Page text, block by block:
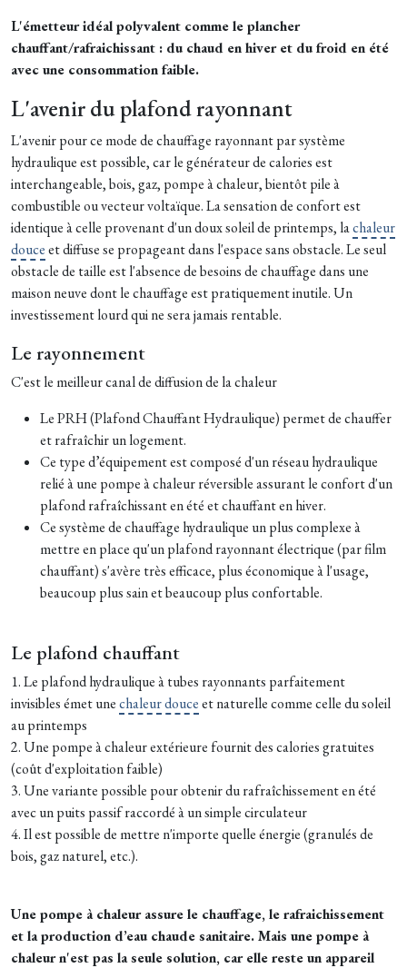
L'émetteur idéal polyvalent comme le plancher
chauffant/rafraichissant : du chaud en hiver et du froid en été
avec une consommation faible.
L'avenir du plafond rayonnant
L'avenir pour ce mode de chauffage rayonnant par système
hydraulique est possible, car le générateur de calories est
interchangeable, bois, gaz, pompe à chaleur, bientôt pile à
combustible ou vecteur voltaïque. La sensation de confort est
identique à celle provenant d'un doux soleil de printemps, lachaleur
douceet diffuse se propageant dans l'espace sans obstacle. Le seul
obstacle de taille est l'absence de besoins de chauffage dans une
maison neuve dont le chauffage est pratiquement inutile. Un
investissement lourd qui ne sera jamais rentable.
Le rayonnement
C'est le meilleur canal de diffusion de la chaleur
Le PRH (Plafond Chauffant Hydraulique) permet de chauffer
et rafraîchir un logement.
Ce type d’équipement est composé d'un réseau hydraulique
relié à une pompe à chaleur réversible assurant le confort d'un
plafond rafraîchissant en été et chauffant en hiver.
Ce système de chauffage hydraulique un plus complexe à
mettre en place qu'un plafond rayonnant électrique (par film
chauffant) s'avère très efficace, plus économique à l'usage,
beaucoup plus sain et beaucoup plus confortable.
Le plafond chauffant
1. Le plafond hydraulique à tubes rayonnants parfaitement
invisibles émet unechaleur douceet naturelle comme celle du soleil
au printemps
2. Une pompe à chaleur extérieure fournit des calories gratuites
(coût d'exploitation faible)
3. Une variante possible pour obtenir du rafraîchissement en été
avec un puits passif raccordé à un simple circulateur
4. Il est possible de mettre n'importe quelle énergie (granulés de
bois, gaz naturel, etc.).
Une pompe à chaleur assure le chauffage, le rafraichissement
et la production d’eau chaude sanitaire. Mais une pompe à
chaleur n'est pas la seule solution, car elle reste un appareil